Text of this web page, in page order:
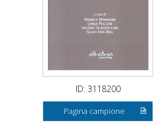
ID: 3118200
Pagina campione